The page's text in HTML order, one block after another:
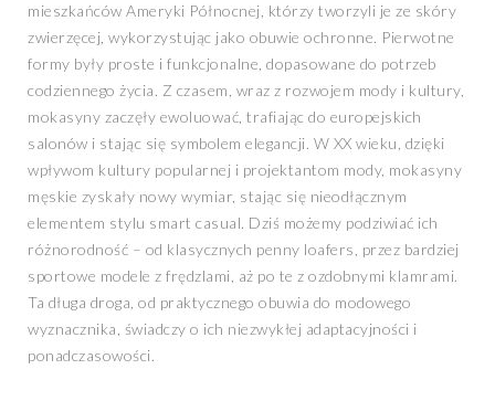
mieszkańców Ameryki Północnej, którzy tworzyli je ze skóry
zwierzęcej, wykorzystując jako obuwie ochronne. Pierwotne
formy były proste i funkcjonalne, dopasowane do potrzeb
codziennego życia. Z czasem, wraz z rozwojem mody i kultury,
mokasyny zaczęły ewoluować, trafiając do europejskich
salonów i stając się symbolem elegancji. W XX wieku, dzięki
wpływom kultury popularnej i projektantom mody, mokasyny
męskie zyskały nowy wymiar, stając się nieodłącznym
elementem stylu smart casual. Dziś możemy podziwiać ich
różnorodność – od klasycznych penny loafers, przez bardziej
sportowe modele z frędzlami, aż po te z ozdobnymi klamrami.
Ta długa droga, od praktycznego obuwia do modowego
wyznacznika, świadczy o ich niezwykłej adaptacyjności i
ponadczasowości.